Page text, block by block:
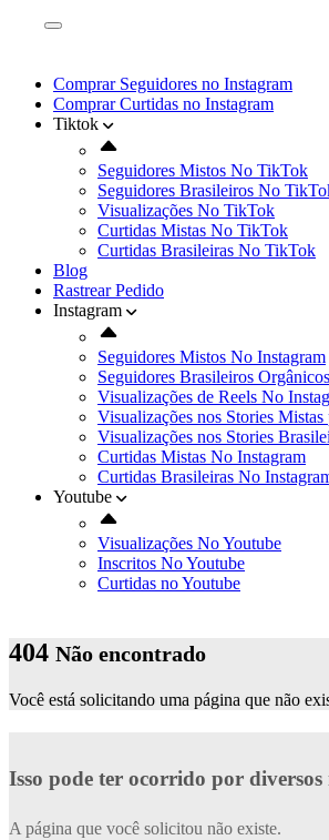
Comprar Seguidores no Instagram
Comprar Curtidas no Instagram
Tiktok
Seguidores Mistos No TikTok
Seguidores Brasileiros No
Visualizações No TikTok
Curtidas Mistas No TikTok
Curtidas Brasileiras No TikTok
Blog
Rastrear Pedido
Instagram
Seguidores Mistos No Instagram
Seguidores Brasileiros
Visualizações de Reels No
Visualizações nos Stories
Visualizações nos Stories
Curtidas Mistas No Instagram
Curtidas Brasileiras No
Youtube
Visualizações No Youtube
Inscritos No Youtube
Curtidas no Youtube
404 Não encontrado
Você está solicitando uma página que não
Isso pode ter ocorrido por diversos
A página que você solicitou não existe.